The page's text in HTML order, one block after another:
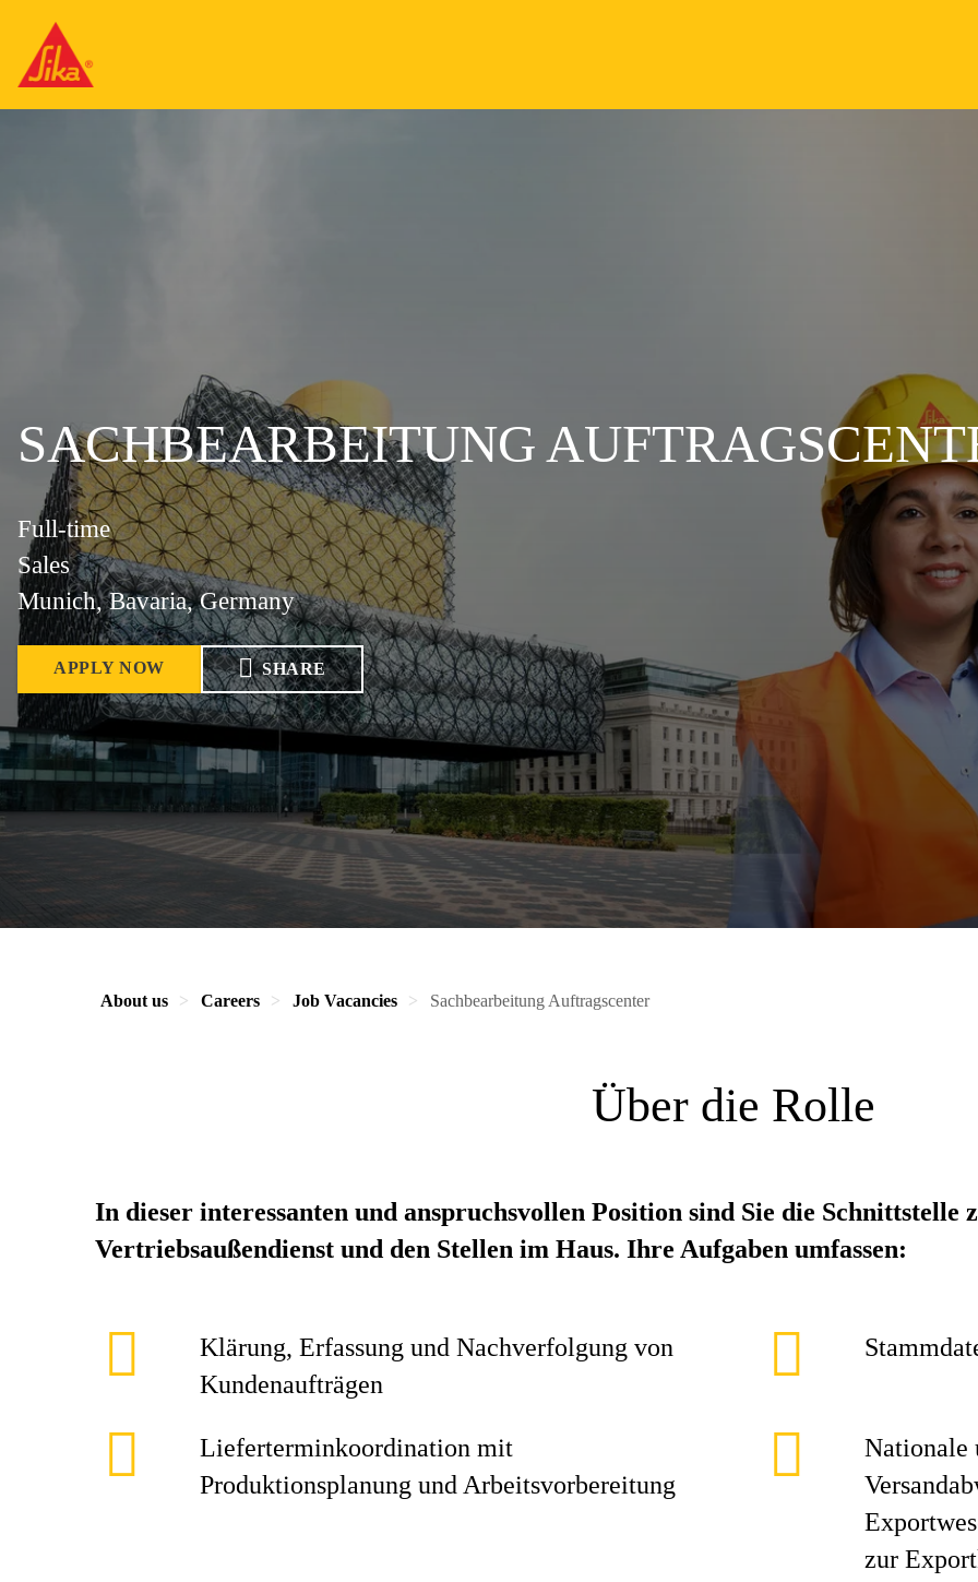
SACHBEARBEITUNG
Full-time
Sales
Munich, Bavaria, Germany
APPLY NOW SHARE
About us Careers Job Vacancies Sachbearbeitung Auftragscenter
Über die Rolle
In dieser interessanten und anspruchsvollen Position sind Sie die Schnittstelle
Vertriebsaußendienst und den Stellen im Haus. Ihre Aufgaben umfassen:
Klärung, Erfassung und Nachverfolgung von
Kundenaufträgen
Lieferterminkoordination mit
Produktionsplanung und Arbeitsvorbereitung
Nationale
zur